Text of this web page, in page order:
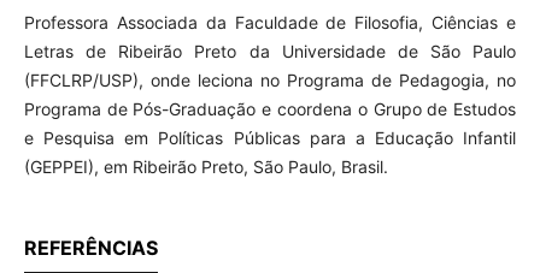
Professora Associada da Faculdade de Filosofia, Ciências e
Letras de Ribeirão Preto da Universidade de São Paulo
(FFCLRP/USP), onde leciona no Programa de Pedagogia, no
Programa de Pós-Graduação e coordena o Grupo de Estudos
e Pesquisa em Políticas Públicas para a Educação Infantil
(GEPPEI), em Ribeirão Preto, São Paulo, Brasil.
REFERÊNCIAS